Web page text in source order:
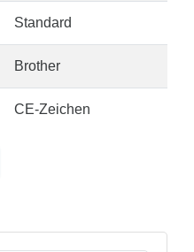
Standard
Brother
CE-Zeichen